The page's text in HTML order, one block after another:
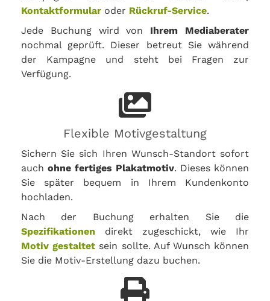
Kontaktformular oder Rückruf-Service.
Jede Buchung wird von Ihrem Mediaberater
nochmal geprüft. Dieser betreut Sie während
der Kampagne und steht bei Fragen zur
Verfügung.
Flexible Motivgestaltung
Sichern Sie sich Ihren Wunsch-Standort sofort
auch ohne fertiges Plakatmotiv. Dieses können
Sie später bequem in Ihrem Kundenkonto
hochladen.
Nach der Buchung erhalten Sie die
Spezifikationen direkt zugeschickt, wie Ihr
Motiv gestaltet sein sollte. Auf Wunsch können
Sie die Motiv-Erstellung dazu buchen.